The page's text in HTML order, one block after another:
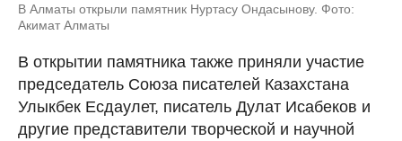
В Алматы открыли памятник Нуртасу Ондасынову. Фото:
Акимат Алматы
В открытии памятника также приняли участие
председатель Союза писателей Казахстана
Улыкбек Есдаулет, писатель Дулат Исабеков и
другие представители творческой и научной